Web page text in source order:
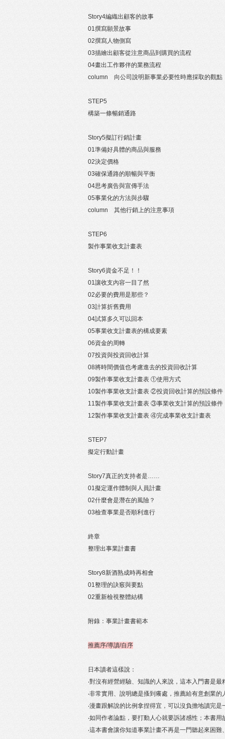
Story4編織出顧客的故事
01撰寫願景故事
02撰寫人物側寫
03描繪出顧客從注意商品到購買的流程
04畫出工作夥伴的業務流程
column 向公司說明新事業必要性時應採取的觀點
STEP5
構築一條暢銷通路
Story5擬訂行銷計畫
01準備好具體的商品與服務
02決定價格
03確保通路的順暢與平衡
04思考廣告與宣傳手法
05事業化的方法與步驟
column 其他行銷上的注意事項
STEP6
製作事業收支計畫表
Story6資金不足！！
01讓收支內容一目了然
02必要的費用是那些？
03計算折舊費用
04試算多久可以回本
05事業收支計畫表的構成要素
06資金的周轉
07投資與投資回收計算
08將時間價值也考慮進去的投資回收計算
09製作事業收支計畫表 ①使用方式
10製作事業收支計畫表 ②投資回收計算的預設條件
11製作事業收支計畫表 ③事業收支計算的預設條件
12製作事業收支計畫表 ④完成事業收支計畫表
STEP7
擬定行動計畫
Story7真正的支持者是……
01擬定運作體制與人員計畫
02什麼會是潛在的風險？
03檢查事業是否順利進行
終章
整理出事業計畫書
Story8新酒熟成時再相會
01整理的訣竅與要點
02重新檢視整體結構
附錄：事業計畫書範本
推薦序/導讀/自序
日本讀者這樣說：
‧對沒有經營經驗、知識的人來說，這本入門書是最
‧非常實用、說明總是搔到癢處，推薦給有意創業的
‧漫畫跟解說的比例拿捏得宜，可以沒負擔地讀完是
‧如同作者論點，要打動人心就要訴諸感性；本書
‧這本書會讓你知道事業計畫不再是一門聽起來困